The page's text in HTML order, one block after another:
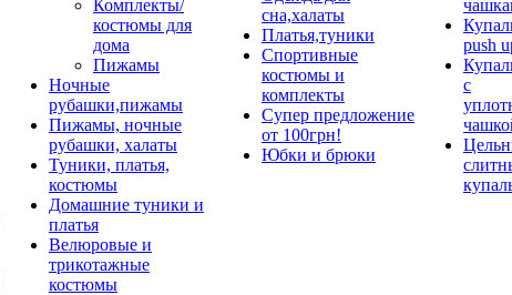
Комплекты/
костюмы для
дома
Пижамы
Ночные
рубашки,пижамы
Пижамы, ночные
рубашки, халаты
Туники, платья,
костюмы
Домашние туники и
платья
Велюровые и
трикотажные
костюмы
сна,халаты
Платья,туники
Спортивные
костюмы и
комплекты
Супер предложение
от 100грн!
Юбки и брюки
push
с